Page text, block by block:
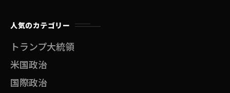
人気のカテゴリー
トランプ大統領
米国政治
国際政治